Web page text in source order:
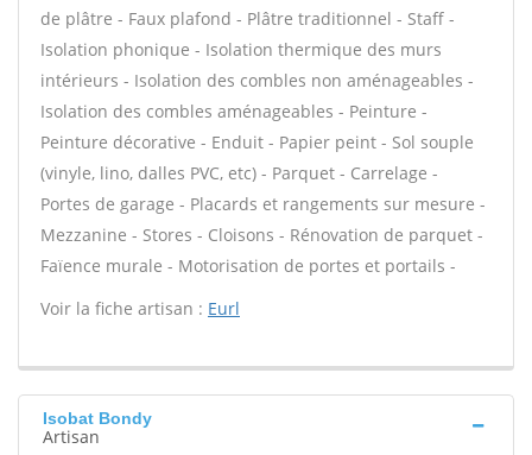
de plâtre - Faux plafond - Plâtre traditionnel - Staff -
Isolation phonique - Isolation thermique des murs
intérieurs - Isolation des combles non aménageables -
Isolation des combles aménageables - Peinture -
Peinture décorative - Enduit - Papier peint - Sol souple
(vinyle, lino, dalles PVC, etc) - Parquet - Carrelage -
Portes de garage - Placards et rangements sur mesure -
Mezzanine - Stores - Cloisons - Rénovation de parquet -
Faïence murale - Motorisation de portes et portails -
Voir la fiche artisan : Eurl
Isobat Bondy
Artisan